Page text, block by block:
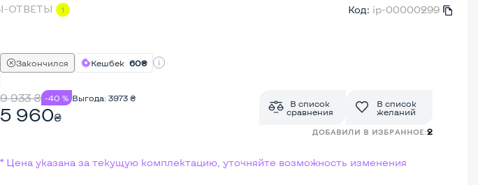
ОТВЕТЫ 1 Код: ip-00000299
Закончился Кешбек 60₴
9 933₴ -40 % Выгода: 3973₴
5 960₴
В список
сравнения
В список
желаний
ДОБАВИЛИ В ИЗБРАННОЕ:2
* Цена указана за текущую комплектацию, уточняйте возможность изменения